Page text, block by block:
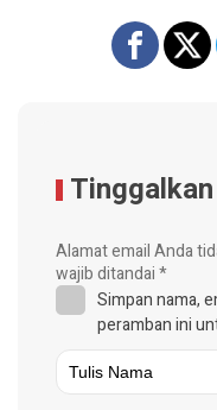
Alamat email Anda
wajib ditandai*
Simpan nama,
peramban ini